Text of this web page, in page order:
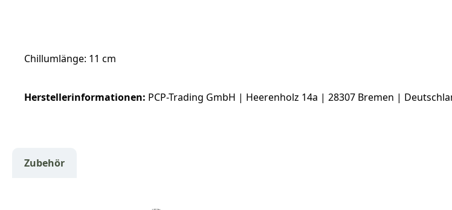
Chillumlänge: 11 cm
Herstellerinformationen: PCP-Trading GmbH | Heerenholz 14a | 28307 Bremen |
Zubehör